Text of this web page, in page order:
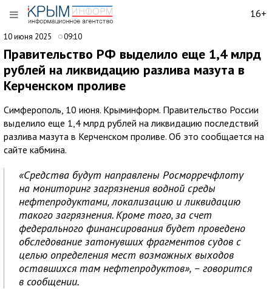
16+
10 июня 2025 09:10
Правительство РФ выделило еще 1,4 млрд
рублей на ликвидацию разлива мазута в
Керченском проливе
Симферополь, 10 июня. Крыминформ. Правительство России
выделило еще 1,4 млрд рублей на ликвидацию последствий
разлива мазута в Керченском проливе. Об это сообщается на
сайте кабмина.
«Средства будут направлены Росморречфлоту
на мониторинг загрязнения водной среды
нефтепродуктами, локализацию и ликвидацию
такого загрязнения. Кроме того, за счет
федерального финансирования будет проведено
обследование затонувших фрагментов судов с
целью определения мест возможных выходов
оставшихся там нефтепродуктов», – говорится
в сообщении.